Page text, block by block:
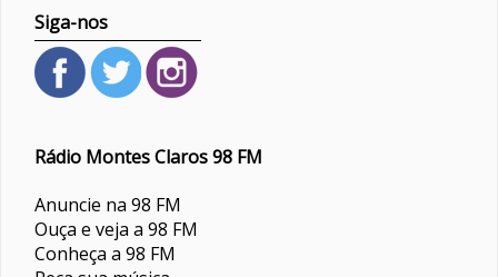
Siga-nos
Rádio Montes Claros 98 FM
Anuncie na 98 FM
Ouça e veja a 98 FM
Conheça a 98 FM